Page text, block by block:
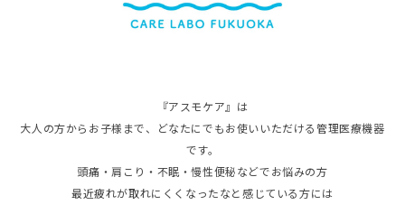
『アスモケア』は
大人の方からお子様まで、どなたにでもお使いいただける管理医療機器
です。
頭痛・肩こり・不眠・慢性便秘などでお悩みの方
最近疲れが取れにくくなったなと感じている方には